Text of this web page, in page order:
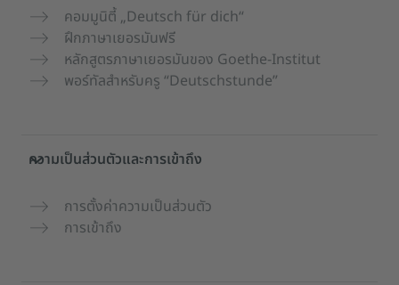
คอมมูนิตี้ „Deutsch für dich“
ฝึกภาษาเยอรมันฟรี
หลักสูตรภาษาเยอรมันของ Goethe-Institut
พอร์ทัลสำหรับครู “Deutschstunde”
ความเป็นส่วนตัวและการเข้าถึง
การตั้งค่าความเป็นส่วนตัว
การเข้าถึง